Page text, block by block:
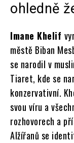
ohledně
Imane Khelif
městě Biban
se narodil v
Tiaret, kde se
konzervativní.
svou víru a
rozhovorech a
Alžířanů se